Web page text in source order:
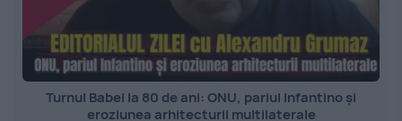
Turnul Babel la 80 de ani: ONU, pariul Infantino și
eroziunea arhitecturii multilaterale